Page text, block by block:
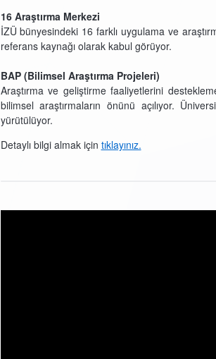
16 Araştırma Merkezi
İZÜ bünyesindeki 16 farklı uygulama ve
referans kaynağı olarak kabul görüyor.
BAP (Bilimsel Araştırma Projeleri)
Araştırma ve geliştirme faaliyetlerini
bilimsel araştırmaların önünü açılıyor.
yürütülüyor.
Detaylı bilgi almak için tıklayınız.